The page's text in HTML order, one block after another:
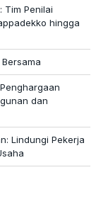
Tim Penilai
hingga
dan
Lindungi Pekerja